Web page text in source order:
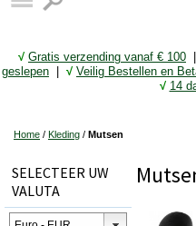
√ Gratis verzending vanaf € 100
geslepen
√ Veilig Bestellen en
√ 14
Home / Kleding / Mutsen
SELECTEER UW
VALUTA